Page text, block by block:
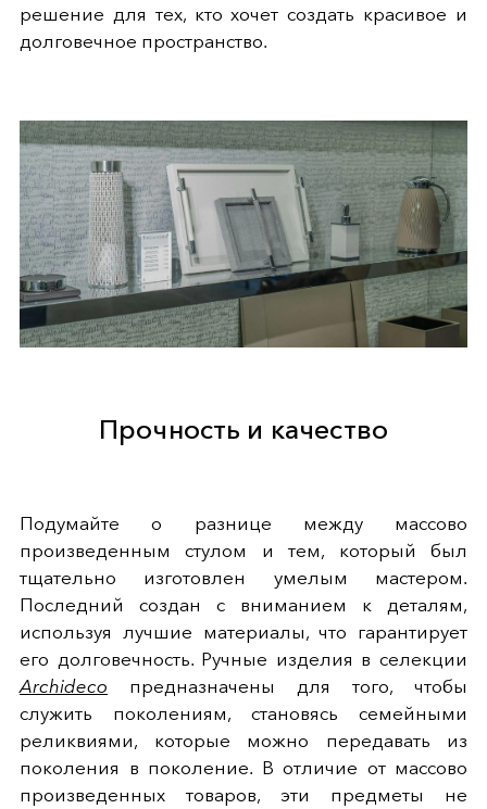
решение для тех, кто хочет создать красивое и
долговечное пространство.
Прочность и качество
Подумайте о разнице между массово
произведенным стулом и тем, который был
тщательно изготовлен умелым мастером.
Последний создан с вниманием к деталям,
используя лучшие материалы, что гарантирует
его долговечность. Ручные изделия в селекции
Archideco предназначены для того, чтобы
служить поколениям, становясь семейными
реликвиями, которые можно передавать из
поколения в поколение. В отличие от массово
произведенных товаров, эти предметы не